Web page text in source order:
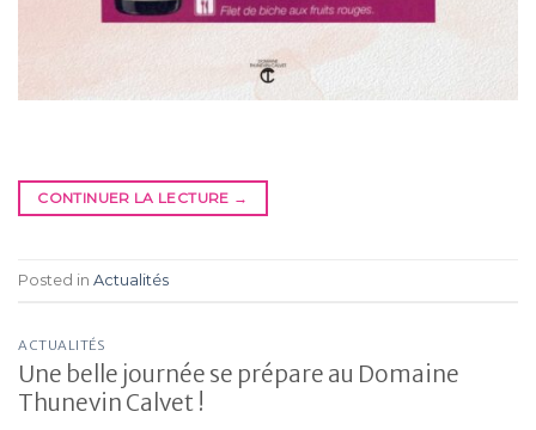
CONTINUER LA LECTURE →
Posted in Actualités
ACTUALITÉS
Une belle journée se prépare au Domaine
Thunevin Calvet !